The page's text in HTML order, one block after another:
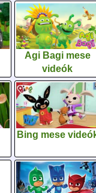
Agi Bagi mese
videók
Bing mese